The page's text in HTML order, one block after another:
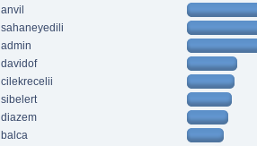
anvil
sahaneyedili
admin
davidof
cilekrecelii
sibelert
diazem
balca